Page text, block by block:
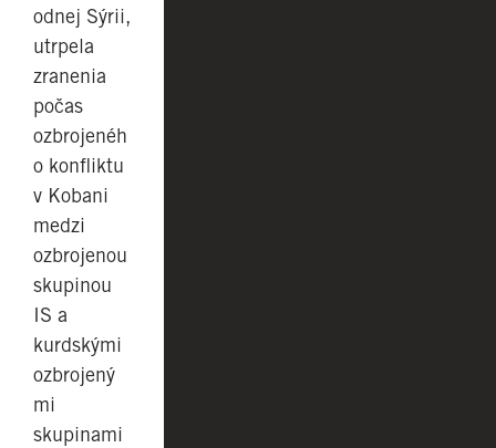
odnej Sýrii,
utrpela
zranenia
počas
ozbrojenéh
o konfliktu
v Kobani
medzi
ozbrojenou
skupinou
IS a
kurdskými
ozbrojený
mi
skupinami